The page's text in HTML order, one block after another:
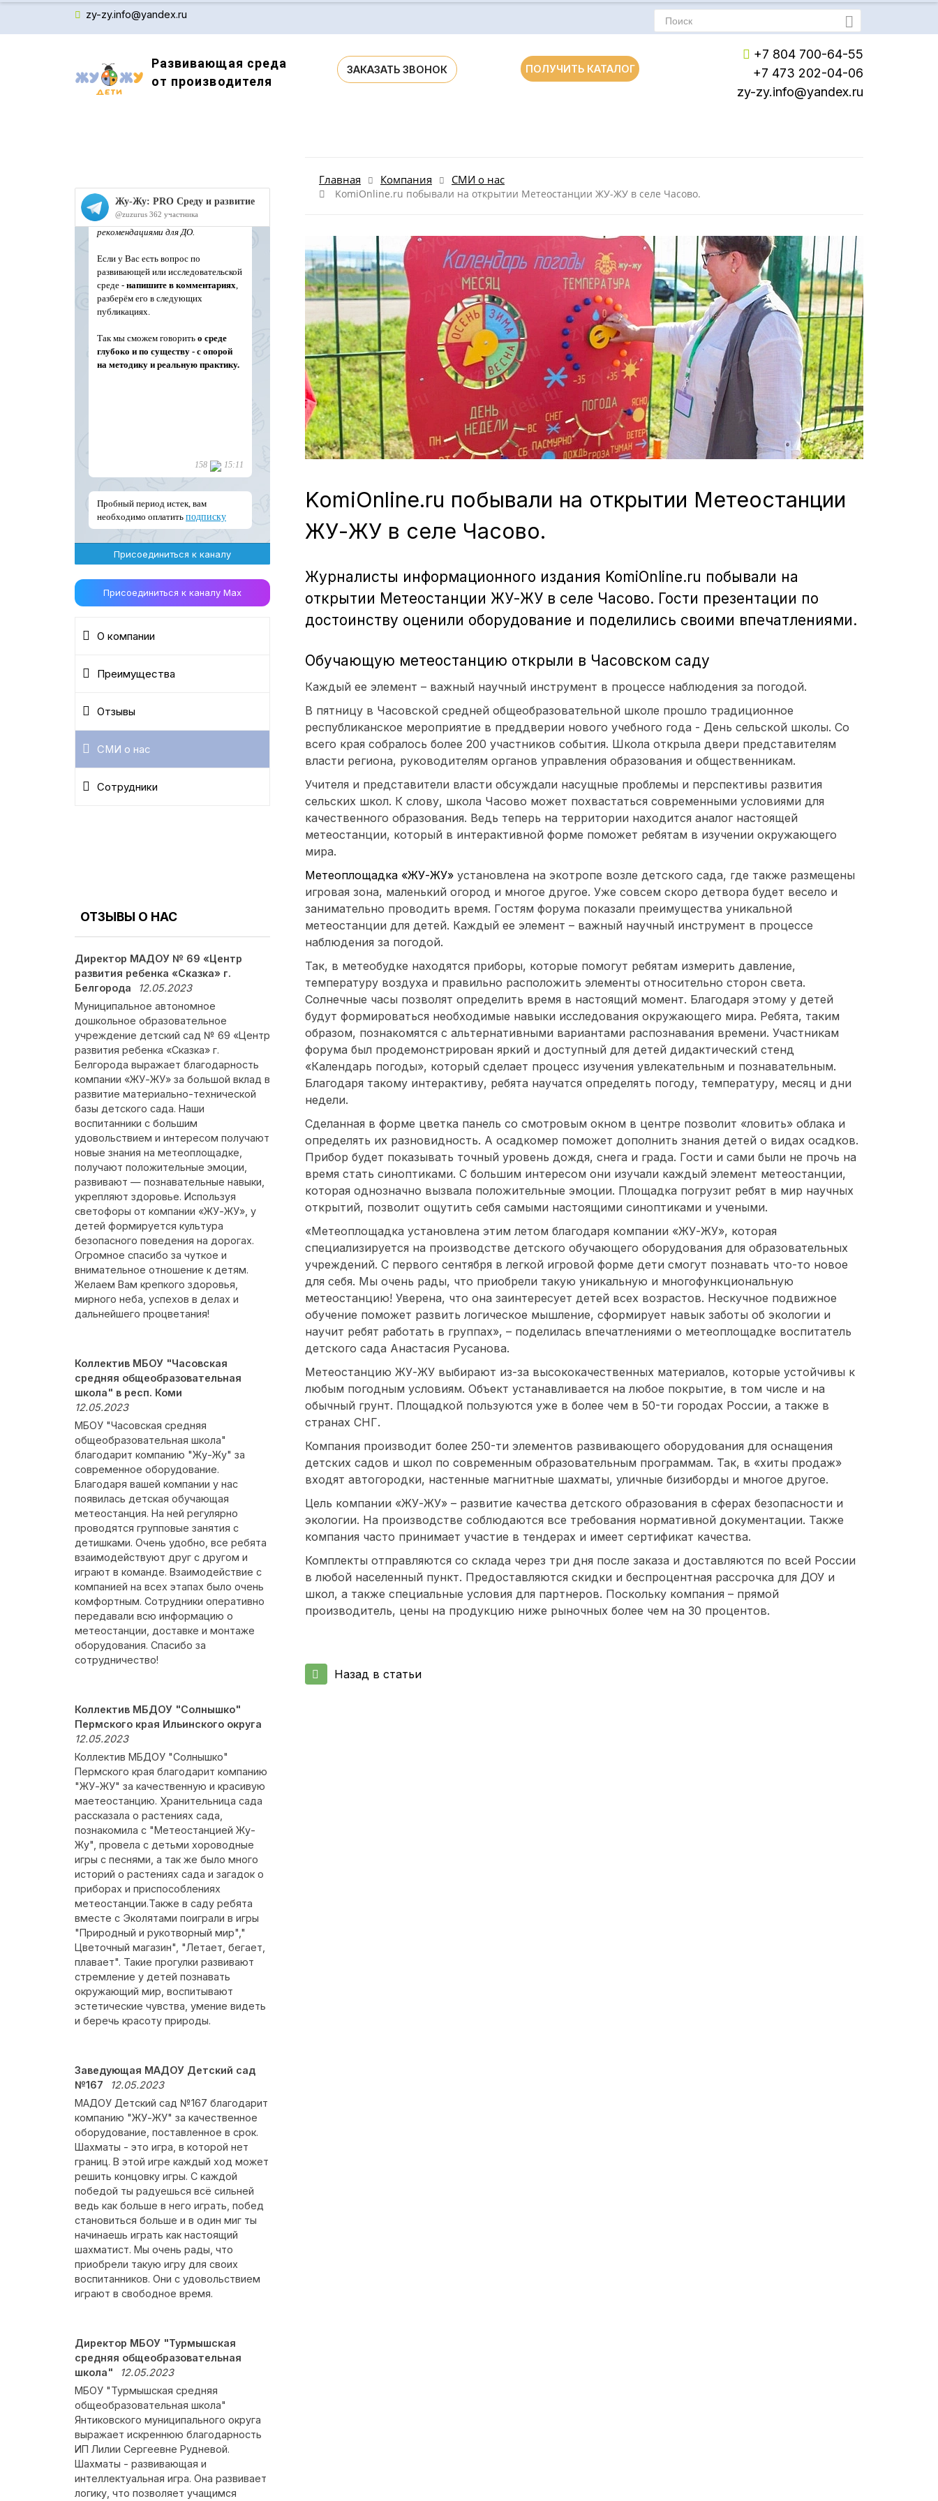
zy-zy.info@yandex.ru
Развивающая среда
от производителя
ЗАКАЗАТЬ ЗВОНОК
+7 804 700-64-55
+7 473 202-04-06
zy-zy.info@yandex.ru
ПОЛУЧИТЬ КАТАЛОГ
Присоединиться к каналу
Присоединиться к каналу Max
О компании
Преимущества
Отзывы
СМИ о нас
Сотрудники
ОТЗЫВЫ О НАС
Директор МАДОУ № 69 «Центр
развития ребенка «Сказка» г.
Белгорода
12.05.2023
Муниципальное автономное
дошкольное образовательное
учреждение детский сад № 69 «Центр
развития ребенка «Сказка» г.
Белгорода выражает благодарность
компании «ЖУ-ЖУ» за большой вклад в
развитие материально-технической
базы детского сада. Наши
воспитанники с большим
удовольствием и интересом получают
новые знания на метеоплощадке,
получают положительные эмоции,
развивают — познавательные навыки,
укрепляют здоровье. Используя
светофоры от компании «ЖУ-ЖУ», у
детей формируется культура
безопасного поведения на дорогах.
Огромное спасибо за чуткое и
внимательное отношение к детям.
Желаем Вам крепкого здоровья,
мирного неба, успехов в делах и
дальнейшего процветания!
Коллектив МБОУ "Часовская
средняя общеобразовательная
школа" в респ. Коми
12.05.2023
МБОУ "Часовская средняя
общеобразовательная школа"
благодарит компанию "Жу-Жу" за
современное оборудование.
Благодаря вашей компании у нас
появилась детская обучающая
метеостанция. На ней регулярно
проводятся групповые занятия с
детишками. Очень удобно, все ребята
взаимодействуют друг с другом и
играют в команде. Взаимодействие с
компанией на всех этапах было очень
комфортным. Сотрудники оперативно
передавали всю информацию о
метеостанции, доставке и монтаже
оборудования. Спасибо за
сотрудничество!
Коллектив МБДОУ "Солнышко"
Пермского края Ильинского округа
12.05.2023
Коллектив МБДОУ "Солнышко"
Пермского края благодарит компанию
"ЖУ-ЖУ" за качественную и красивую
маетеостанцию. Хранительница сада
рассказала о растениях сада,
познакомила с "Метеостанцией Жу-
Жу", провела с детьми хороводные
игры с песнями, а так же было много
историй о растениях сада и загадок о
приборах и приспособлениях
метеостанции.Также в саду ребята
вместе с Эколятами поиграли в игры
"Природный и рукотворный мир","
Цветочный магазин", "Летает, бегает,
плавает". Такие прогулки развивают
стремление у детей познавать
окружающий мир, воспитывают
эстетические чувства, умение видеть
и беречь красоту природы.
Заведующая МАДОУ Детский сад
№167
12.05.2023
МАДОУ Детский сад №167 благодарит
компанию "ЖУ-ЖУ" за качественное
оборудование, поставленное в срок.
Шахматы - это игра, в которой нет
границ. В этой игре каждый ход может
решить концовку игры. С каждой
победой ты радуешься всё сильней
ведь как больше в него играть, побед
становиться больше и в один миг ты
начинаешь играть как настоящий
шахматист. Мы очень рады, что
приобрели такую игру для своих
воспитанников. Они с удовольствием
играют в свободное время.
Директор МБОУ "Турмышская
средняя общеобразовательная
школа"
12.05.2023
МБОУ "Турмышская средняя
общеобразовательная школа"
Янтиковского муниципального округа
выражает искреннюю благодарность
ИП Лилии Сергеевне Рудневой.
Шахматы - развивающая и
интеллектуальная игра. Она развивает
логику, что позволяет учащимся
Главная Компания СМИ о нас
KomiOnline.ru побывали на открытии Метеостанции ЖУ-ЖУ в селе Часово.
KomiOnline.ru побывали на открытии Метеостанции
ЖУ-ЖУ в селе Часово.
Журналисты информационного издания KomiOnline.ru побывали на
открытии Метеостанции ЖУ-ЖУ в селе Часово. Гости презентации по
достоинству оценили оборудование и поделились своими впечатлениями.
Обучающую метеостанцию открыли в Часовском саду
Каждый ее элемент – важный научный инструмент в процессе наблюдения за погодой.
В пятницу в Часовской средней общеобразовательной школе прошло традиционное
республиканское мероприятие в преддверии нового учебного года - День сельской школы. Со
всего края собралось более 200 участников события. Школа открыла двери представителям
власти региона, руководителям органов управления образования и общественникам.
Учителя и представители власти обсуждали насущные проблемы и перспективы развития
сельских школ. К слову, школа Часово может похвастаться современными условиями для
качественного образования. Ведь теперь на территории находится аналог настоящей
метеостанции, который в интерактивной форме поможет ребятам в изучении окружающего
мира.
Метеоплощадка «ЖУ-ЖУ» установлена на экотропе возле детского сада, где также размещены
игровая зона, маленький огород и многое другое. Уже совсем скоро детвора будет весело и
занимательно проводить время. Гостям форума показали преимущества уникальной
метеостанции для детей. Каждый ее элемент – важный научный инструмент в процессе
наблюдения за погодой.
Так, в метеобудке находятся приборы, которые помогут ребятам измерить давление,
температуру воздуха и правильно расположить элементы относительно сторон света.
Солнечные часы позволят определить время в настоящий момент. Благодаря этому у детей
будут формироваться необходимые навыки исследования окружающего мира. Ребята, таким
образом, познакомятся с альтернативными вариантами распознавания времени. Участникам
форума был продемонстрирован яркий и доступный для детей дидактический стенд
«Календарь погоды», который сделает процесс изучения увлекательным и познавательным.
Благодаря такому интерактиву, ребята научатся определять погоду, температуру, месяц и дни
недели.
Сделанная в форме цветка панель со смотровым окном в центре позволит «ловить» облака и
определять их разновидность. А осадкомер поможет дополнить знания детей о видах осадков.
Прибор будет показывать точный уровень дождя, снега и града. Гости и сами были не прочь на
время стать синоптиками. С большим интересом они изучали каждый элемент метеостанции,
которая однозначно вызвала положительные эмоции. Площадка погрузит ребят в мир научных
открытий, позволит ощутить себя самыми настоящими синоптиками и учеными.
«Метеоплощадка установлена этим летом благодаря компании «ЖУ-ЖУ», которая
специализируется на производстве детского обучающего оборудования для образовательных
учреждений. С первого сентября в легкой игровой форме дети смогут познавать что-то новое
для себя. Мы очень рады, что приобрели такую уникальную и многофункциональную
метеостанцию! Уверена, что она заинтересует детей всех возрастов. Нескучное подвижное
обучение поможет развить логическое мышление, сформирует навык заботы об экологии и
научит ребят работать в группах», – поделилась впечатлениями о метеоплощадке воспитатель
детского сада Анастасия Русанова.
Метеостанцию ЖУ-ЖУ выбирают из-за высококачественных материалов, которые устойчивы к
любым погодным условиям. Объект устанавливается на любое покрытие, в том числе и на
обычный грунт. Площадкой пользуются уже в более чем в 50-ти городах России, а также в
странах СНГ.
Компания производит более 250-ти элементов развивающего оборудования для оснащения
детских садов и школ по современным образовательным программам. Так, в «хиты продаж»
входят автогородки, настенные магнитные шахматы, уличные бизиборды и многое другое.
Цель компании «ЖУ-ЖУ» – развитие качества детского образования в сферах безопасности и
экологии. На производстве соблюдаются все требования нормативной документации. Также
компания часто принимает участие в тендерах и имеет сертификат качества.
Комплекты отправляются со склада через три дня после заказа и доставляются по всей России
в любой населенный пункт. Предоставляются скидки и беспроцентная рассрочка для ДОУ и
школ, а также специальные условия для партнеров. Поскольку компания – прямой
производитель, цены на продукцию ниже рыночных более чем на 30 процентов.
Назад в статьи